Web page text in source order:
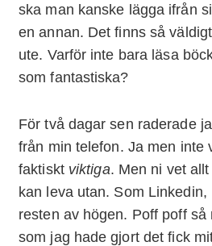
ska man kanske lägga ifrån
en annan. Det finns så
ute. Varför inte bara läsa
som fantastiska?
För två dagar sen raderade
från min telefon. Ja men inte
faktiskt viktiga. Men ni vet
kan leva utan. Som Linkedin,
resten av högen. Poff poff så
som jag hade gjort det fick